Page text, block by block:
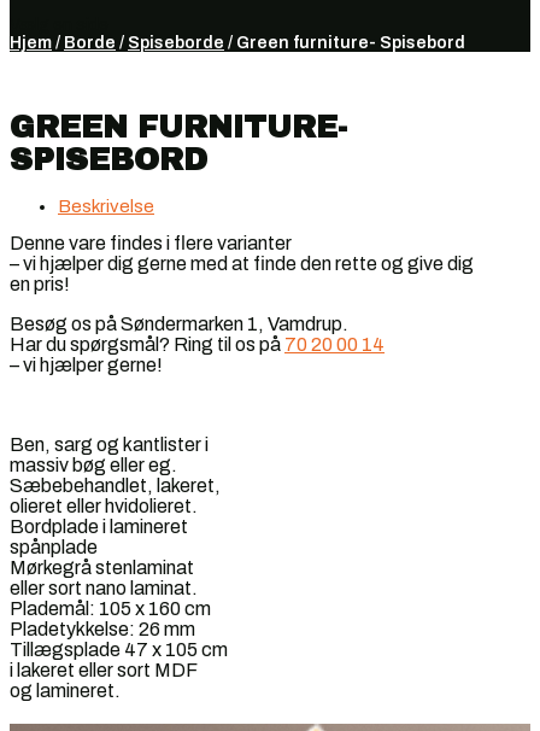
Hjem / Borde / Spiseborde / Green furniture- Spisebord
GREEN FURNITURE-
SPISEBORD
Beskrivelse
Denne vare findes i flere varianter
– vi hjælper dig gerne med at finde den rette og give dig
en pris!
Besøg os på Søndermarken 1, Vamdrup.
Har du spørgsmål? Ring til os på 70 20 00 14
– vi hjælper gerne!
Ben, sarg og kantlister i
massiv bøg eller eg.
Sæbebehandlet, lakeret,
olieret eller hvidolieret.
Bordplade i lamineret
spånplade
Mørkegrå stenlaminat
eller sort nano laminat.
Plademål: 105 x 160 cm
Pladetykkelse: 26 mm
Tillægsplade 47 x 105 cm
i lakeret eller sort MDF
og lamineret.